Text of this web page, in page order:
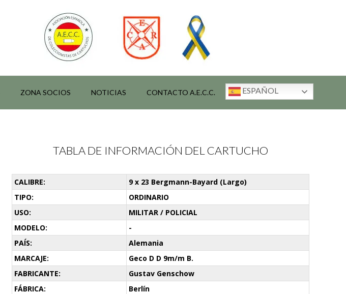
ZONA SOCIOS NOTICIAS CONTACTO A.E.C.C. ESPAÑOL
TABLA DE INFORMACIÓN DEL CARTUCHO
CALIBRE:
9 x 23 Bergmann-Bayard (Largo)
TIPO:
ORDINARIO
USO:
MILITAR / POLICIAL
MODELO:
-
PAÍS:
Alemania
MARCAJE:
Geco D D 9m/m B.
FABRICANTE:
Gustav Genschow
FÁBRICA:
Berlín